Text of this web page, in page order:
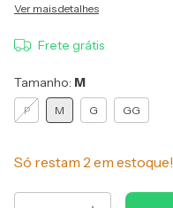
Ver mais detalhes
Frete grátis
Tamanho: M
P M G GG
Só restam 2 em estoque!